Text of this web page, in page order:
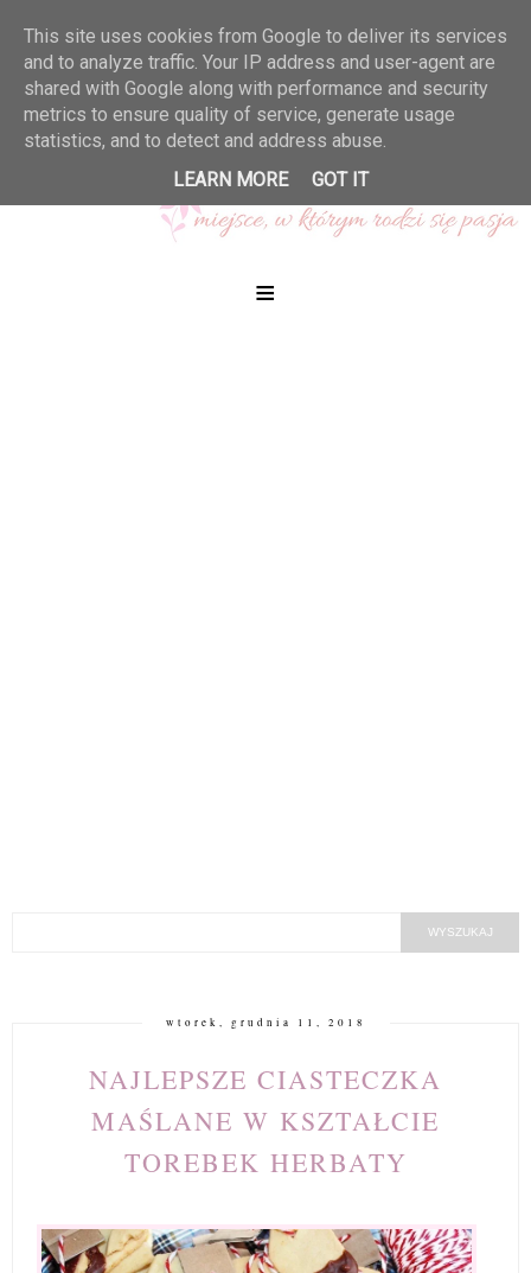
≡
wtorek, grudnia 11, 2018
NAJLEPSZE CIASTECZKA
MAŚLANE W KSZTAŁCIE
TOREBEK HERBATY
This site uses cookies from Google to deliver its services
and to analyze traffic. Your IP address and user-agent are
shared with Google along with performance and security
metrics to ensure quality of service, generate usage
statistics, and to detect and address abuse.
LEARN MORE
GOT IT